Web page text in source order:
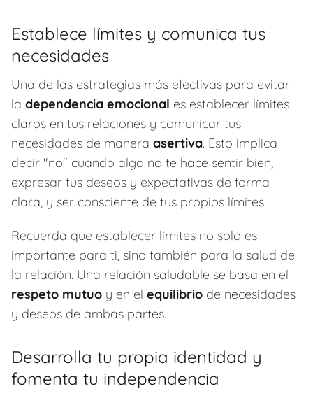
Establece límites y comunica tus
necesidades
Una de las estrategias más efectivas para evitar
la dependencia emocional es establecer límites
claros en tus relaciones y comunicar tus
necesidades de manera asertiva. Esto implica
decir "no" cuando algo no te hace sentir bien,
expresar tus deseos y expectativas de forma
clara, y ser consciente de tus propios límites.
Recuerda que establecer límites no solo es
importante para ti, sino también para la salud de
la relación. Una relación saludable se basa en el
respeto mutuo y en el equilibrio de necesidades
y deseos de ambas partes.
Desarrolla tu propia identidad y
fomenta tu independencia